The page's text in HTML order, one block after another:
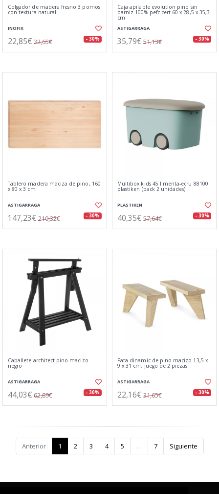
Colgador de madera fresno 3 pomos
con textura natural
INOFIX
22,85€ 32,65€ - 30%
Caja apilable evolution pino sin
barniz 100% pefc cert 60 x 28,5 x 35,3
cm
ASTIGARRAGA
35,79€ 51,13€ - 30%
Tablero madera maciza de pino, 160
x 80 x 3 cm
ASTIGARRAGA
147,23€ 210,32€ - 30%
Multibox kids 45 l menta-ecru 88100
plastiken (pack 2 unidades)
PLASTIKEN
40,35€ 57,64€ - 30%
Caballete architect pino macizo
negro
ASTIGARRAGA
44,03€ 62,89€ - 30%
Pata dinamic de pino macizo 13,5 x
9 x 31 cm, juego de 2 piezas
ASTIGARRAGA
22,16€ 31,65€ - 30%
Anterior 1 2 3 4 5 … 7 Siguiente